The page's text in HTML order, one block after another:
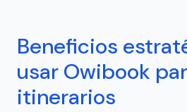
Beneficios
usar Owibook
itinerarios